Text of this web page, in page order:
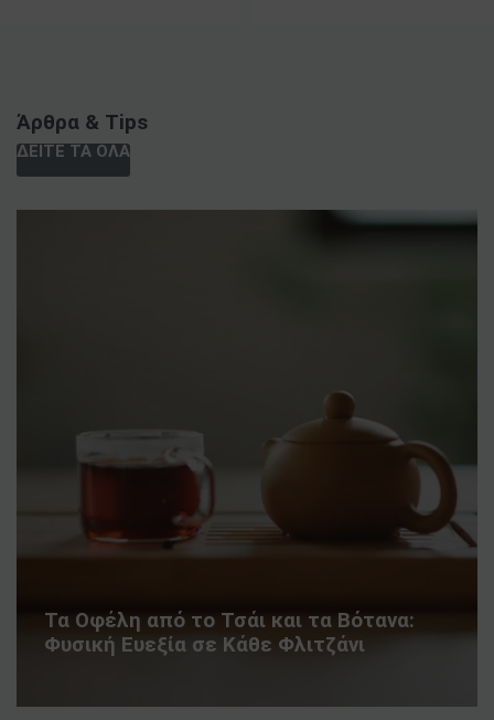
Άρθρα & Tips
ΔΕΊΤΕ ΤΑ ΌΛΑ
Τα Οφέλη από το Τσάι και τα Βότανα:
Φυσική Ευεξία σε Κάθε Φλιτζάνι